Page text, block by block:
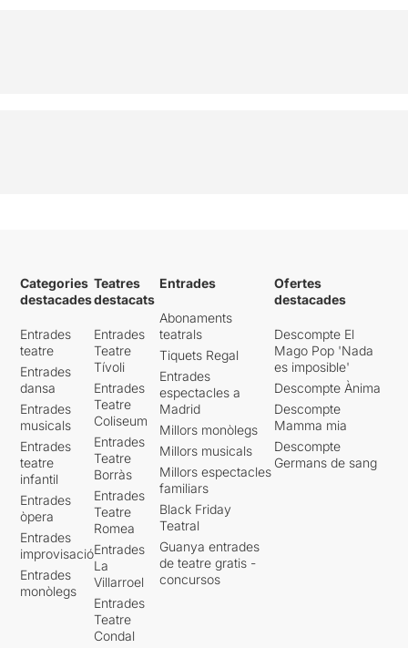
Categories
destacades
Entrades
teatre
Entrades
dansa
Entrades
musicals
Entrades
teatre
infantil
Entrades
òpera
Entrades
improvisació
Entrades
monòlegs
Teatres
destacats
Entrades
Teatre
Tívoli
Entrades
Teatre
Coliseum
Entrades
Teatre
Borràs
Entrades
Teatre
Romea
Entrades
La
Villarroel
Entrades
Teatre
Condal
Entrades
Abonaments
teatrals
Tiquets Regal
Entrades
espectacles a
Madrid
Millors monòlegs
Millors musicals
Millors espectacles
familiars
Black Friday
Teatral
Guanya entrades
de teatre gratis -
concursos
Ofertes
destacades
Descompte El
Mago Pop 'Nada
es imposible'
Descompte Ànima
Descompte
Mamma mia
Descompte
Germans de sang